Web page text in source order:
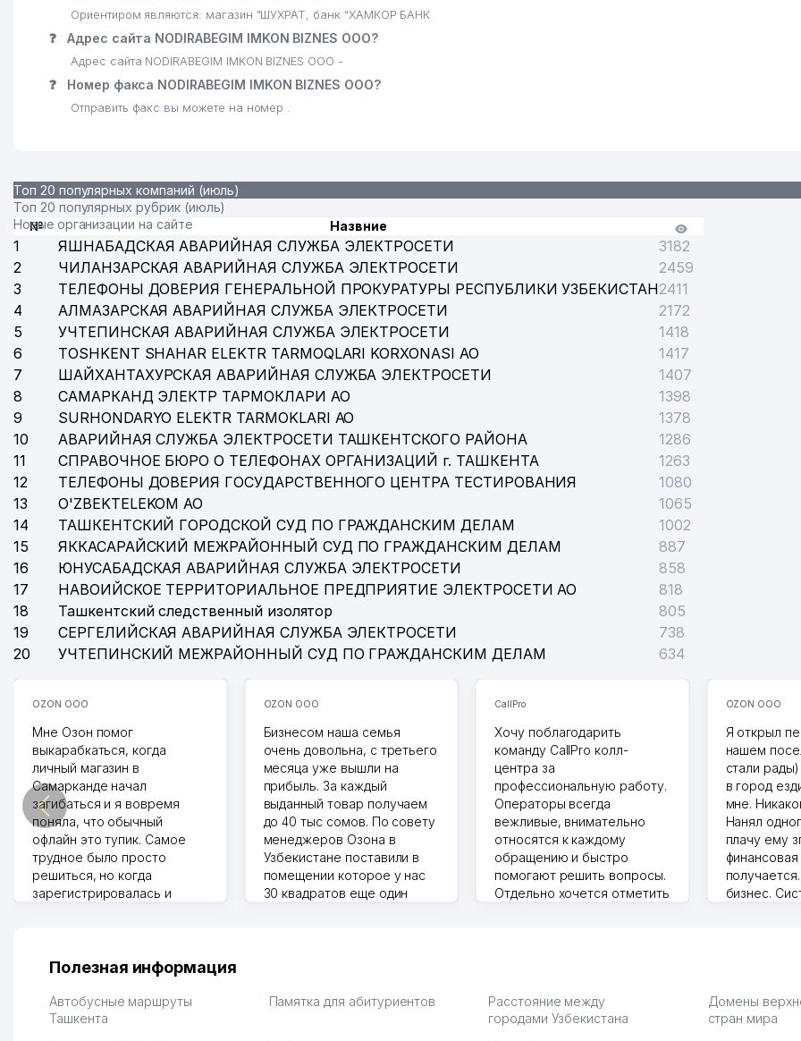
Ориентиром являются: магазин "ШУХРАТ, банк "ХАМКОР БАНК
❓ Адрес сайта NODIRABEGIM IMKON BIZNES ООО?
Адрес сайта NODIRABEGIM IMKON BIZNES ООО -
❓ Номер факса NODIRABEGIM IMKON BIZNES ООО?
Отправить факс вы можете на номер .
Топ 20 популярных компаний (июль)
Топ 20 популярных рубрик (июль)
Новые организации на сайте
№ Назвние
1 ЯШНАБАДСКАЯ АВАРИЙНАЯ СЛУЖБА ЭЛЕКТРОСЕТИ
3182
2
ЧИЛАНЗАРСКАЯ АВАРИЙНАЯ СЛУЖБА ЭЛЕКТРОСЕТИ
2459
3
ТЕЛЕФОНЫ ДОВЕРИЯ ГЕНЕРАЛЬНОЙ ПРОКУРАТУРЫ РЕСПУБЛИКИ УЗБЕКИСТАН2411
4
АЛМАЗАРСКАЯ АВАРИЙНАЯ СЛУЖБА ЭЛЕКТРОСЕТИ
2172
5
УЧТЕПИНСКАЯ АВАРИЙНАЯ СЛУЖБА ЭЛЕКТРОСЕТИ
1418
6
TOSHKENT SHAHAR ELEKTR TARMOQLARI KORXONASI АО
1417
7
ШАЙХАНТАХУРСКАЯ АВАРИЙНАЯ СЛУЖБА ЭЛЕКТРОСЕТИ
1407
8
САМАРКАНД ЭЛЕКТР ТАРМОКЛАРИ АО
1398
9
SURHONDARYO ELEKTR TARMOKLARI АО
1378
10
АВАРИЙНАЯ СЛУЖБА ЭЛЕКТРОСЕТИ ТАШКЕНТСКОГО РАЙОНА
1286
11
СПРАВОЧНОЕ БЮРО О ТЕЛЕФОНАХ ОРГАНИЗАЦИЙ г. ТАШКЕНТА
1263
12
ТЕЛЕФОНЫ ДОВЕРИЯ ГОСУДАРСТВЕННОГО ЦЕНТРА ТЕСТИРОВАНИЯ
1080
13
O'ZBEKTELEKOM АО
1065
14
ТАШКЕНТСКИЙ ГОРОДСКОЙ СУД ПО ГРАЖДАНСКИМ ДЕЛАМ
1002
15
ЯККАСАРАЙСКИЙ МЕЖРАЙОННЫЙ СУД ПО ГРАЖДАНСКИМ ДЕЛАМ
887
16
ЮНУСАБАДСКАЯ АВАРИЙНАЯ СЛУЖБА ЭЛЕКТРОСЕТИ
858
17
НАВОИЙСКОЕ ТЕРРИТОРИАЛЬНОЕ ПРЕДПРИЯТИЕ ЭЛЕКТРОСЕТИ АО
818
18
Ташкентский следственный изолятор
805
19
СЕРГЕЛИЙСКАЯ АВАРИЙНАЯ СЛУЖБА ЭЛЕКТРОСЕТИ
738
20
УЧТЕПИНСКИЙ МЕЖРАЙОННЫЙ СУД ПО ГРАЖДАНСКИМ ДЕЛАМ 634
OZON ООО
Мне Озон помог
выкарабкаться, когда
личный магазин в
Самарканде начал
загибаться и я вовремя
поняла, что обычный
офлайн это тупик. Самое
трудное было просто
решиться, но когда
зарегистрировалась и
на себя доставку до
хранение бесплатное
первый год, хорошая
OZON ООО
Бизнесом наша семья
очень довольна, с третьего
месяца уже вышли на
прибыль. За каждый
выданный товар получаем
до 40 тыс сомов. По совету
менеджеров Озона в
Узбекистане поставили в
помещении которое у нас
30 квадратов еще один
мышки и вообще все что
CallPro
Хочу поблагодарить
команду CallPro колл-
центра за
профессиональную работу.
Операторы всегда
вежливые, внимательно
относятся к каждому
обращению и быстро
помогают решить вопросы.
Отдельно хочется отметить
обслуживания клиентов.
Рекомендую этот колл-
OZON ООО
Я открыл
нашем
стали
в город
мне.
Нанял
плачу ему
бизнес.
тут у нас
Выгодное
Полезная информация
Автобусные маршруты
Ташкента
Памятка для абитуриентов
Расстояние между
городами Узбекистана
Домены
стран мира